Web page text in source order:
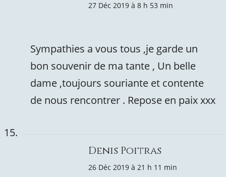
27 Déc 2019 à 8 h 53 min
Sympathies a vous tous ,je garde un
bon souvenir de ma tante , Un belle
dame ,toujours souriante et contente
de nous rencontrer . Repose en paix xxx
Denis Poitras
26 Déc 2019 à 21 h 11 min